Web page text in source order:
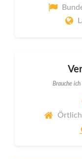
Brauche